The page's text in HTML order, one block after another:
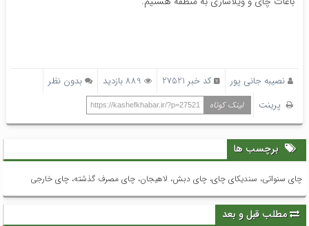
نصیبه جانی پور کد خبر 27521 889 بازدید
بدون نظر
پرینت
لینک کوتاه https://kashefkhabar.ir/?p=27521
برچسب ها
چای سنواتی، سندیکای چای، چای دبش، لاهیجان، چای مصرف گذشته، چای خارجی
مطلب قبل و بعد